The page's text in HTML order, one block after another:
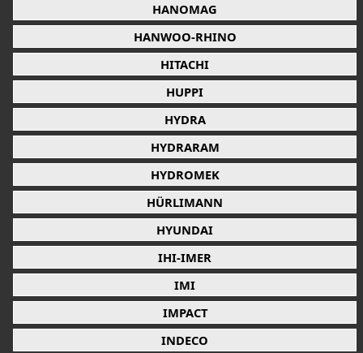
HANOMAG
HANWOO-RHINO
HITACHI
HUPPI
HYDRA
HYDRARAM
HYDROMEK
HÜRLIMANN
HYUNDAI
IHI-IMER
IMI
IMPACT
INDECO